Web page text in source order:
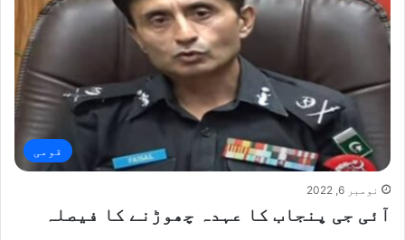
قومی
نومبر 6, 2022
آئی جی پنجاب کا عہدہ چھوڑنے کا فیصلہ